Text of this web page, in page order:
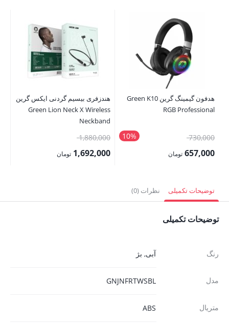
هدفون گیمینگ گرین Green K10
RGB Professional
10% 730,000قیمت
اصلی:657,000 تومان
657,000 تومان.
هندزفری بیسیم گردنی ایکس گرین
Green Lion Neck X Wireless
Neckband
1,880,000قیمت
اصلی:1,692,000 تومان
توضیحات تکمیلی نظرات (0)
توضیحات تکمیلی
رنگ آبی, بژ
مدل GNJNFRTWSBL
متریال ABS